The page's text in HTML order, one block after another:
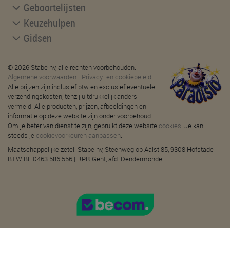
Geboortelijsten
Keuzehulpen
Gidsen
© 2026 Stabe nv, alle rechten voorbehouden.
Algemene voorwaarden - Privacy- en cookiebeleid
Alle prijzen zijn inclusief btw en exclusief eventuele
verzendingskosten, tenzij uitdrukkelijk anders
vermeld. Alle producten, prijzen, afbeeldingen en
informatie op deze website zijn onder voorbehoud.
Om je beter van dienst te zijn, gebruikt deze website cookies. Je kan
steeds je cookievoorkeuren aanpassen.
Maatschappelijke zetel: Stabe nv, Steenweg op Aalst 85, 9308 Hofstade |
BTW BE 0463.586.556 | RPR Gent, afd. Dendermonde